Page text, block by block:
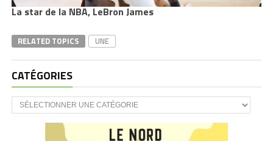
La star de la NBA, LeBron James
RELATED TOPICS UNE
CATÉGORIES
CATÉGORIES